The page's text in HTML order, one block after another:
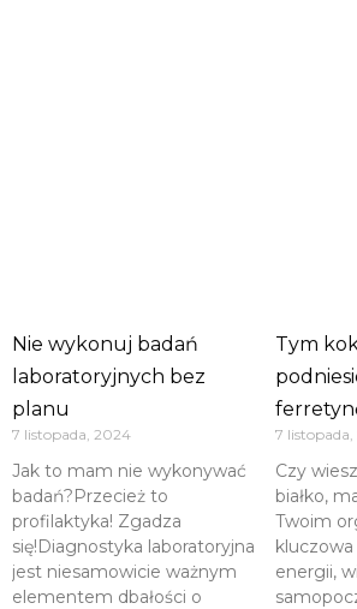
Nie wykonuj badań
laboratoryjnych bez
planu
7 listopada, 2024
Jak to mam nie wykonywać
badań?Przecież to
profilaktyka! Zgadza
się!Diagnostyka laboratoryjna
jest niesamowicie ważnym
elementem dbałości o
Tym
7
Czy
białko,
Twoim
energii,